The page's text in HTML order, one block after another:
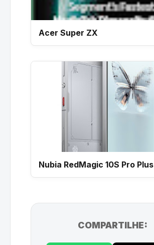
Acer Super ZX
Nubia RedMagic 10S Pro Plus
COMPARTILHE: